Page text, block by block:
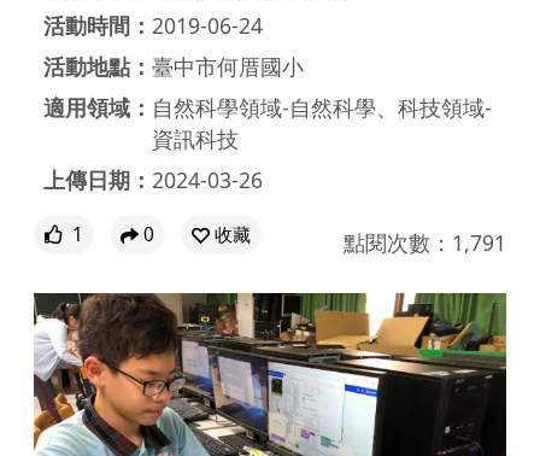
活動時間： 2019-06-24
活動地點： 臺中市何厝國小
適用領域： 自然科學領域-自然科學、科技領域-
資訊科技
上傳日期： 2024-03-26
1 0 收藏 點閱次數：1,791